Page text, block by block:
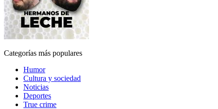
Categorías más populares
Humor
Cultura y sociedad
Noticias
Deportes
True crime